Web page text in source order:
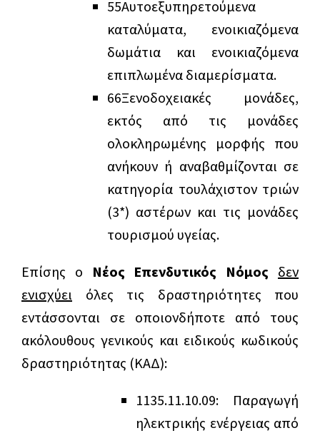
55Αυτοεξυπηρετούμενα
καταλύματα, ενοικιαζόμενα
δωμάτια και ενοικιαζόμενα
επιπλωμένα διαμερίσματα.
66Ξενοδοχειακές μονάδες,
εκτός από τις μονάδες
ολοκληρωμένης μορφής που
ανήκουν ή αναβαθμίζονται σε
κατηγορία τουλάχι­στον τριών
(3*) αστέρων και τις μονάδες
τουρισμού υγείας.
Επίσης ο Νέος Επενδυτικός Νόμος δεν
ενισχύει όλες τις δραστηριότητες που
εντάσσονται σε οποιονδήποτε από τους
ακόλουθους γενικούς και ειδικούς κωδικούς
δραστηριότητας (ΚΑΔ):
1135.11.10.09: Παραγωγή
ηλεκτρικής ενέργειας από